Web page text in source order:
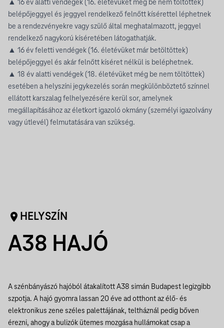
▲ 16 év alatti vendégek (16. életévüket még be nem töltöttek)
belépőjeggyel és jeggyel rendelkező felnőtt kísérettel léphetnek
be a rendezvényekre vagy szülő által meghatalmazott, jeggyel
rendelkező nagykorú kíséretében látogathatják.
▲ 16 év feletti vendégek (16. életévüket már betöltöttek)
belépőjeggyel és akár felnőtt kíséret nélkül is beléphetnek.
▲ 18 év alatti vendégek (18. életévüket még be nem töltöttek)
esetében a helyszíni jegykezelés során megkülönböztető színnel
ellátott karszalag felhelyezésére kerül sor, amelynek
megállapításához az életkort igazoló okmány (személyi igazolvány
vagy útlevél) felmutatására van szükség.
HELYSZÍN
A38 HAJÓ
A szénbányászó hajóból átakalított A38 simán Budapest legizgibb
szpotja. A hajó gyomra lassan 20 éve ad otthont az élő- és
elektronikus zene széles palettájának, teltháznál pedig bőven
érezni, ahogy a bulizók ütemes mozgása hullámokat csap a